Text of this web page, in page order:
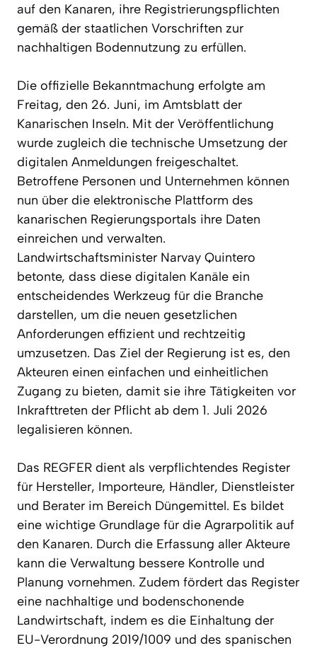
auf den Kanaren, ihre Registrierungspflichten
gemäß der staatlichen Vorschriften zur
nachhaltigen Bodennutzung zu erfüllen.
Die offizielle Bekanntmachung erfolgte am
Freitag, den 26. Juni, im Amtsblatt der
Kanarischen Inseln. Mit der Veröffentlichung
wurde zugleich die technische Umsetzung der
digitalen Anmeldungen freigeschaltet.
Betroffene Personen und Unternehmen können
nun über die elektronische Plattform des
kanarischen Regierungsportals ihre Daten
einreichen und verwalten.
Landwirtschaftsminister Narvay Quintero
betonte, dass diese digitalen Kanäle ein
entscheidendes Werkzeug für die Branche
darstellen, um die neuen gesetzlichen
Anforderungen effizient und rechtzeitig
umzusetzen. Das Ziel der Regierung ist es, den
Akteuren einen einfachen und einheitlichen
Zugang zu bieten, damit sie ihre Tätigkeiten vor
Inkrafttreten der Pflicht ab dem 1. Juli 2026
legalisieren können.
Das REGFER dient als verpflichtendes Register
für Hersteller, Importeure, Händler, Dienstleister
und Berater im Bereich Düngemittel. Es bildet
eine wichtige Grundlage für die Agrarpolitik auf
den Kanaren. Durch die Erfassung aller Akteure
kann die Verwaltung bessere Kontrolle und
Planung vornehmen. Zudem fördert das Register
eine nachhaltige und bodenschonende
Landwirtschaft, indem es die Einhaltung der
EU-Verordnung 2019/1009 und des spanischen